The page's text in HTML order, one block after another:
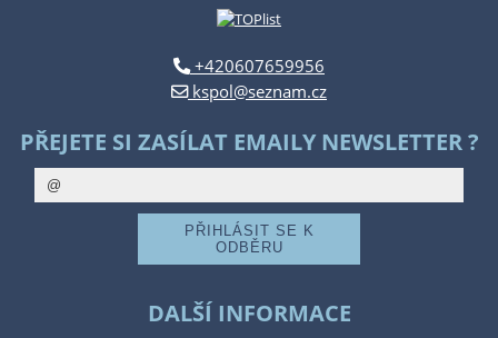
+420607659956
kspol@seznam.cz
PŘEJETE SI ZASÍLAT EMAILY NEWSLETTER ?
DALŠÍ INFORMACE